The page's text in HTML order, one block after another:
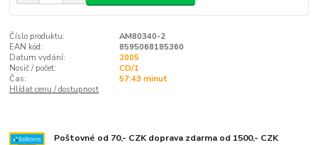
Číslo produktu:
AM80340-2
EAN kód:
8595068185360
Datum vydání:
2005
Nosič / počet:
CD/1
Čas:
57:43 minut
Hlídat cenu / dostupnost
Poštovné od 70,- CZK doprava zdarma od 1500,- CZK